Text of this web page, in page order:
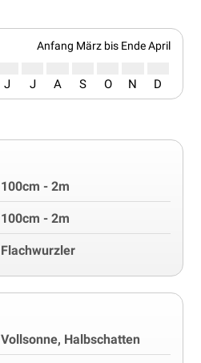
Anfang März bis Ende April
J J A S O N D
100cm - 2m
100cm - 2m
Flachwurzler
Vollsonne, Halbschatten